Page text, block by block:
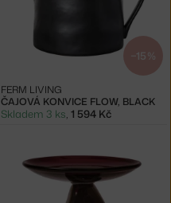
−15 %
ČAJOVÁ KONVICE FLOW, BLACK
FERM LIVING
Skladem 3 ks, 1 594 Kč